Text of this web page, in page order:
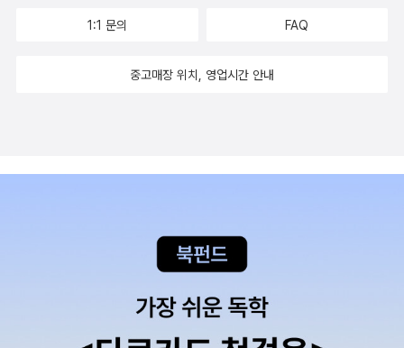
1:1 문의 FAQ
중고매장 위치, 영업시간 안내